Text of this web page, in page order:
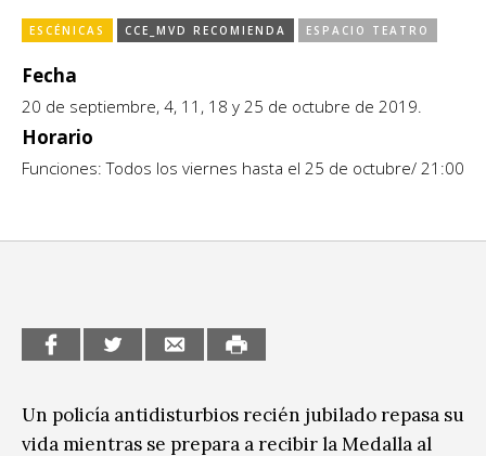
CCE en el interior/libros
Espacio itinerante de lectura infantil
Formación
Género y Diversidad
Letras
Música
ESCÉNICAS CCE_MVD RECOMIENDA ESPACIO TEATRO
Fecha
20 de septiembre, 4, 11, 18 y 25 de octubre de 2019.
Horario
Funciones: Todos los viernes hasta el 25 de octubre/ 21:00
Un policía antidisturbios recién jubilado repasa su
vida mientras se prepara a recibir la Medalla al